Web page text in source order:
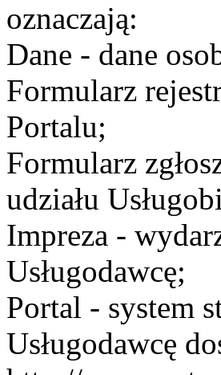
oznaczają:
Dane - dane
Formularz
Portalu;
Formularz
udziału
Impreza -
Usługodawcę;
Portal - system
Usługodawcę